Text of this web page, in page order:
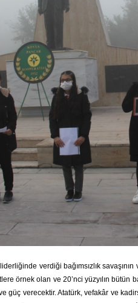
verdiği bağımsızlık
örnek olan ve 20’nci yüzyılın bütün
ve güç verecektir. Atatürk, vefakâr ve